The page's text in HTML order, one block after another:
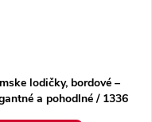
lodičky, bordové –
a pohodlné / 1336